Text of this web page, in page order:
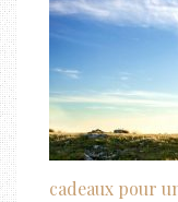
cadeaux pour